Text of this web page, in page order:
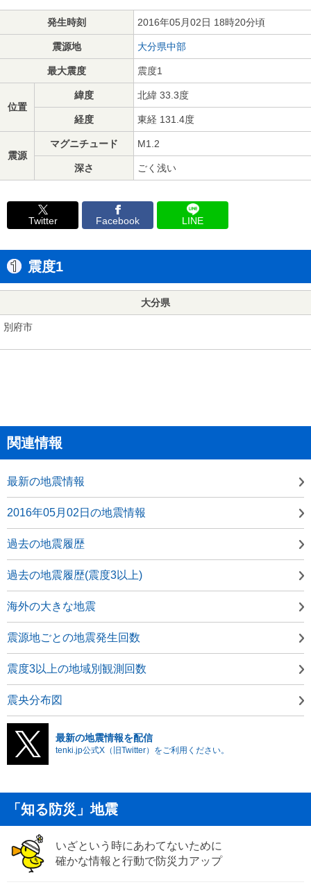
発生時刻 2016年05月02日 18時20分頃
震源地 大分県中部
最大震度 震度1
位置
緯度 北緯 33.3度
経度 東経 131.4度
震源
マグニチュード M1.2
深さ ごく浅い
Twitter Facebook LINE
震度1
大分県
別府市
関連情報
最新の地震情報
2016年05月02日の地震情報
過去の地震履歴
過去の地震履歴(震度3以上)
海外の大きな地震
震源地ごとの地震発生回数
震度3以上の地域別観測回数
震央分布図
最新の地震情報を配信
tenki.jp公式X（旧Twitter）をご利用ください。
「知る防災」地震
いざという時にあわてないために
確かな情報と行動で防災力アップ